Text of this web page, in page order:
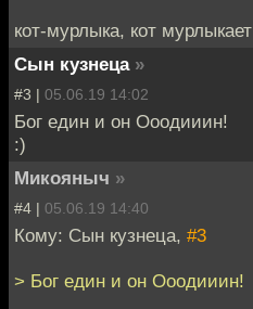
кот-мурлыка, кот мурлыкает
Сын кузнеца »
#3 | 05.06.19 14:02
Бог един и он Ооодииин!
:)
Микояныч »
#4 | 05.06.19 14:40
Кому: Сын кузнеца, #3
> Бог един и он Ооодииин!